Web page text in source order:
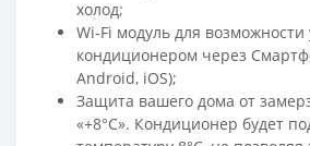
холод;
Wi-Fi модуль для
кондиционером через
Android, iOS);
Защита вашего дома от
«+8°С». Кондиционер будет